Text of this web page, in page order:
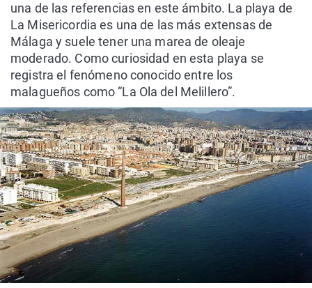
una de las referencias en este ámbito. La playa de
La Misericordia es una de las más extensas de
Málaga y suele tener una marea de oleaje
moderado. Como curiosidad en esta playa se
registra el fenómeno conocido entre los
malagueños como “La Ola del Melillero”.